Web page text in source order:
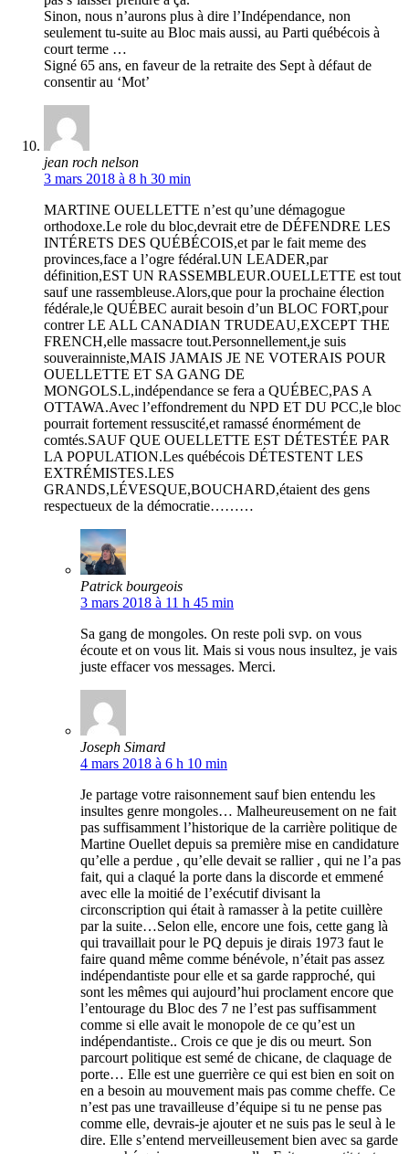
Sinon, nous n’aurons plus à dire l’Indépendance, non
seulement tu-suite au Bloc mais aussi, au Parti québécois à
court terme …
Signé 65 ans, en faveur de la retraite des Sept à défaut de
consentir au ‘Mot’
jean roch nelson
3 mars 2018 à 8 h 30 min
MARTINE OUELLETTE n’est qu’une démagogue
orthodoxe.Le role du bloc,devrait etre de DÉFENDRE LES
INTÉRETS DES QUÉBÉCOIS,et par le fait meme des
provinces,face a l’ogre fédéral.UN LEADER,par
définition,EST UN RASSEMBLEUR.OUELLETTE est tout
sauf une rassembleuse.Alors,que pour la prochaine élection
fédérale,le QUÉBEC aurait besoin d’un BLOC FORT,pour
contrer LE ALL CANADIAN TRUDEAU,EXCEPT THE
FRENCH,elle massacre tout.Personnellement,je suis
souverainniste,MAIS JAMAIS JE NE VOTERAIS POUR
OUELLETTE ET SA GANG DE
MONGOLS.L,indépendance se fera a QUÉBEC,PAS A
OTTAWA.Avec l’effondrement du NPD ET DU PCC,le bloc
pourrait fortement ressuscité,et ramassé énormément de
comtés.SAUF QUE OUELLETTE EST DÉTESTÉE PAR
LA POPULATION.Les québécois DÉTESTENT LES
EXTRÉMISTES.LES
GRANDS,LÉVESQUE,BOUCHARD,étaient des gens
respectueux de la démocratie………
Patrick bourgeois
3 mars 2018 à 11 h 45 min
Sa gang de mongoles. On reste poli svp. on vous
écoute et on vous lit. Mais si vous nous insultez, je vais
juste effacer vos messages. Merci.
Joseph Simard
4 mars 2018 à 6 h 10 min
Je partage votre raisonnement sauf bien entendu les
insultes genre mongoles… Malheureusement on ne fait
pas suffisamment l’historique de la carrière politique de
Martine Ouellet depuis sa première mise en candidature
qu’elle a perdue , qu’elle devait se rallier , qui ne l’a pas
fait, qui a claqué la porte dans la discorde et emmené
avec elle la moitié de l’exécutif divisant la
circonscription qui était à ramasser à la petite cuillère
par la suite…Selon elle, encore une fois, cette gang là
qui travaillait pour le PQ depuis je dirais 1973 faut le
faire quand même comme bénévole, n’était pas assez
indépendantiste pour elle et sa garde rapproché, qui
sont les mêmes qui aujourd’hui proclament encore que
l’entourage du Bloc des 7 ne l’est pas suffisamment
comme si elle avait le monopole de ce qu’est un
indépendantiste.. Crois ce que je dis ou meurt. Son
parcourt politique est semé de chicane, de claquage de
porte… Elle est une guerrière ce qui est bien en soit on
en a besoin au mouvement mais pas comme cheffe. Ce
n’est pas une travailleuse d’équipe si tu ne pense pas
comme elle, devrais-je ajouter et ne suis pas le seul à le
dire. Elle s’entend merveilleusement bien avec sa garde